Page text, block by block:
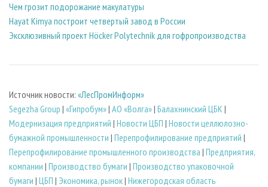
Чем грозит подорожание макулатуры
Hayat Kimya построит четвертый завод в России
Эксклюзивный проект Höcker Polytechnik для гофропроизводства
Источник новости: «ЛесПромИнформ»
Segezha Group | «Гипробум»| АО «Волга»| Балахнинский ЦБК |
Модернизация предприятий | Новости ЦБП | Новости целлюлозно-
бумажной промышленности | Перепрофилирование предприятий |
Перепрофилирование промышленного производства | Предприятия,
компании | Производство бумаги | Производство упаковочной
бумаги | ЦБП | Экономика, рынок| Нижегородская область